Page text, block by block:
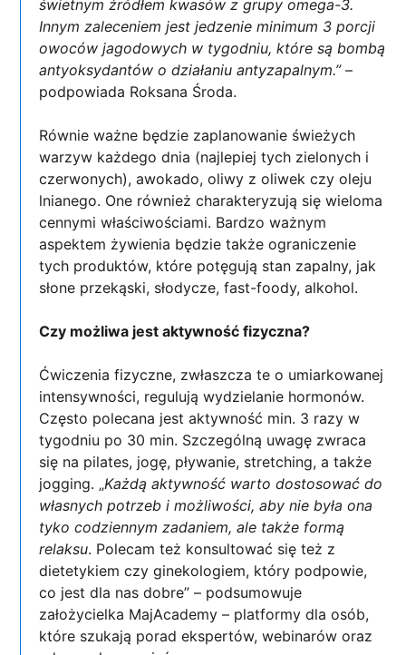
świetnym źródłem kwasów z grupy omega-3.
Innym zaleceniem jest jedzenie minimum 3 porcji
owoców jagodowych w tygodniu, które są bombą
antyoksydantów o działaniu antyzapalnym.”–
podpowiada Roksana Środa.
Równie ważne będzie zaplanowanie świeżych
warzyw każdego dnia (najlepiej tych zielonych i
czerwonych), awokado, oliwy z oliwek czy oleju
lnianego. One również charakteryzują się wieloma
cennymi właściwościami. Bardzo ważnym
aspektem żywienia będzie także ograniczenie
tych produktów, które potęgują stan zapalny, jak
słone przekąski, słodycze, fast-foody, alkohol.
Czy możliwa jest aktywność fizyczna?
Ćwiczenia fizyczne, zwłaszcza te o umiarkowanej
intensywności, regulują wydzielanie hormonów.
Często polecana jest aktywność min. 3 razy w
tygodniu po 30 min. Szczególną uwagę zwraca
się na pilates, jogę, pływanie, stretching, a także
jogging. „Każdą aktywność warto dostosować do
własnych potrzeb i możliwości, aby nie była ona
tyko codziennym zadaniem, ale także formą
relaksu. Polecam też konsultować się też z
dietetykiem czy ginekologiem, który podpowie,
co jest dla nas dobre” – podsumowuje
założycielka MajAcademy – platformy dla osób,
które szukają porad ekspertów, webinarów oraz